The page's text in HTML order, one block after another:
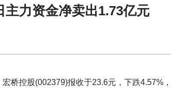
力资金净卖出1.73亿元
桥控股(002379)报收于23.6元，下跌4.57%